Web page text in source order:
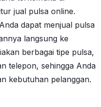
jual pulsa online.
dapat menjual pulsa
langsung ke
berbagai tipe pulsa,
telepon, sehingga Anda
kebutuhan pelanggan.